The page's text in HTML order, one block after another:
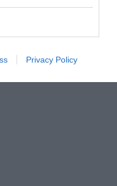
Privacy Policy